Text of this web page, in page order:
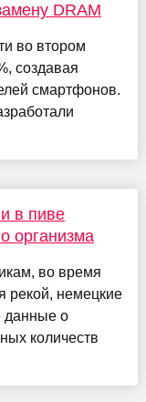
DRAM
во втором
создавая
смартфонов.
в пиве
организма
во время
рекой, немецкие
данные о
количеств